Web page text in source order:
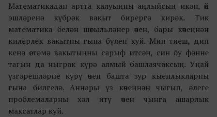
Математикадан артта калуыңны аңлыйсың икән, өй
эшләренә күбрәк вакыт бирергә кирәк. Тик
математика белән шөгыльләнер өчен, бары көчеңнән
килерлек вакытны гына бүлеп куй. Мин тиеш, дип
кенә өстәмә вакытыңны сарыф итсәң, син бу фәнне
тагын да ныграк күрә алмый башлаячаксың. Уңай
үзгәрешләрне күрү өчен башта зур кыенлыкларны
гына билгелә. Аннары үз көчеңнән чыгып, әлеге
проблемаларны хәл итү өчен чынга ашарлык
максатлар куй.